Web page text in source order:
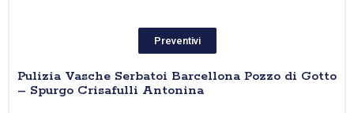
Preventivi
Pulizia Vasche Serbatoi Barcellona Pozzo di Gotto
– Spurgo Crisafulli Antonina